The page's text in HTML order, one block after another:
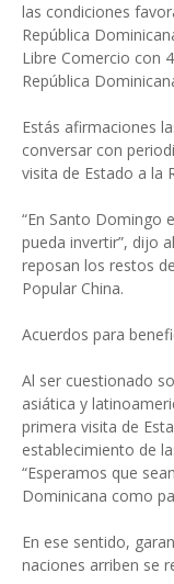
las condiciones
República
Libre Comercio con
República
Estás afirmaciones
conversar con
visita de Estado a la
“En Santo Domingo
pueda invertir”, dijo
reposan los restos
Popular China.
Acuerdos para
Al ser cuestionado
asiática y
primera visita de
establecimiento de
“Esperamos que
Dominicana como
En ese sentido,
naciones arriben se